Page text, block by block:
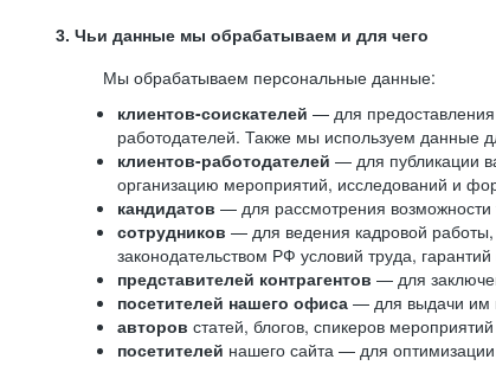
3. Чьи данные мы обрабатываем и для чего
Мы обрабатываем персональные данные:
клиентов-соискателей — для предоставления
работодателей. Также мы используем данные
клиентов-работодателей — для публикации
организацию мероприятий, исследований и
кандидатов — для рассмотрения возможности
сотрудников — для ведения кадровой работы,
законодательством РФ условий труда,
представителей контрагентов — для
посетителей нашего офиса — для выдачи им
авторов статей, блогов, спикеров
посетителей нашего сайта — для